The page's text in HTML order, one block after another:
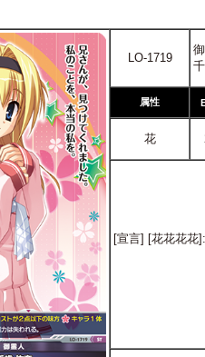
LO-1719
属性
花
[宣言] [花花花花